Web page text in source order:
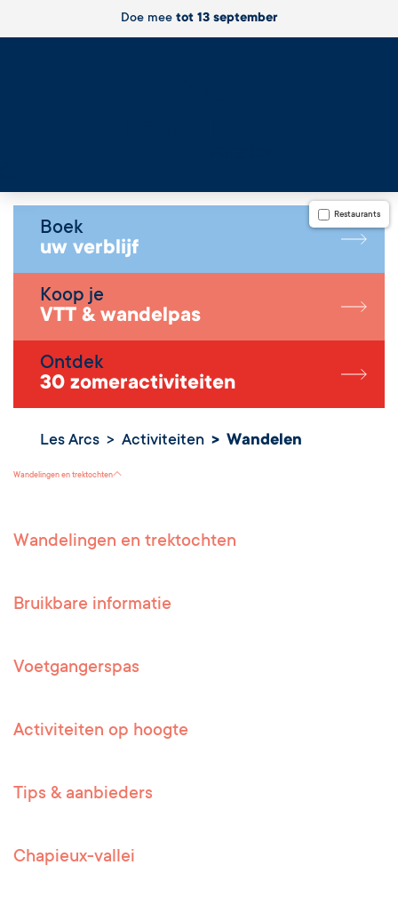
Doe mee tot 13 september
Boek
uw verblijf
Koop je
VTT & wandelpas
Ontdek
30 zomeractiviteiten
Les Arcs Activiteiten Wandelen
Wandelingen en trektochten
Wandelingen en trektochten
Bruikbare informatie
Voetgangerspas
Activiteiten op hoogte
Tips & aanbieders
Chapieux-vallei
Restaurants